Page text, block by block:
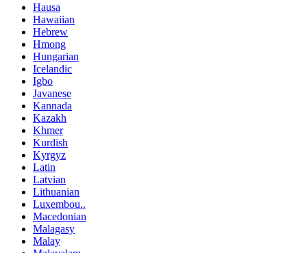
Hausa
Hawaiian
Hebrew
Hmong
Hungarian
Icelandic
Igbo
Javanese
Kannada
Kazakh
Khmer
Kurdish
Kyrgyz
Latin
Latvian
Lithuanian
Luxembou..
Macedonian
Malagasy
Malay